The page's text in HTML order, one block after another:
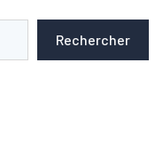
Rechercher